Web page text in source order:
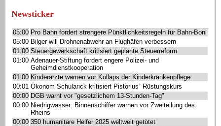
Newsticker
05:00 Pro Bahn fordert strengere Pünktlichkeitsregeln für Bahn-Boni
05:00 Bilger will Drohnenabwehr an Flughäfen verbessern
01:00 Steuergewerkschaft kritisiert geplante Steuerreform
01:00 Adenauer-Stiftung fordert engere Polizei- und
Geheimdienstkooperation
01:00 Kinderärzte warnen vor Kollaps der Kinderkrankenpflege
00:01 Ökonom Schularick kritisiert Pistorius` Rüstungskurs
00:00 DGB warnt vor "gesetzlichem 13-Stunden-Tag"
00:00 Niedrigwasser: Binnenschiffer warnen vor Zweiteilung des
Rheins
00:00 350 humanitäre Helfer 2025 weltweit getötet